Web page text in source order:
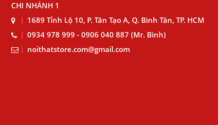
CHI NHÁNH 1
1689 Tỉnh Lộ 10, P. Tân Tạo A, Q. Bình Tân, TP. HCM
0934 978 999 - 0906 040 887 (Mr. Bình)
noithatstore.com@gmail.com